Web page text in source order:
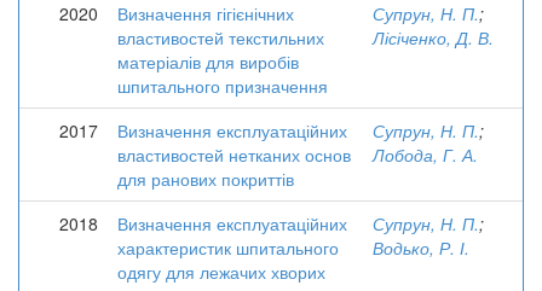
2020
Визначення гігієнічних
властивостей текстильних
матеріалів для виробів
шпитального призначення
Супрун, Н. П.;
Лісіченко, Д. В.
2017
Визначення експлуатаційних
властивостей нетканих основ
для ранових покриттів
Супрун, Н. П.;
Лобода, Г. А.
2018
Визначення експлуатаційних
характеристик шпитального
одягу для лежачих хворих
Супрун, Н. П.;
Водько, Р. І.